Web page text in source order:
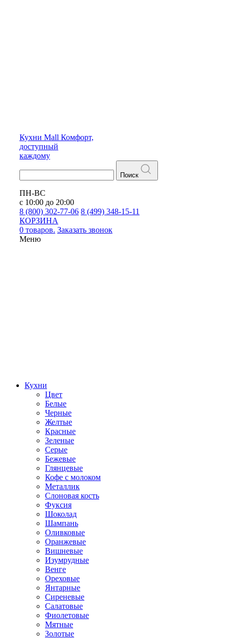
Кухни Mall Комфорт,
доступный
каждому
Поиск
ПН-ВС
с 10:00 до 20:00
8 (800) 302-77-06 8 (499) 348-15-11
КОРЗИНА
0 товаров. Заказать звонок
Меню
Кухни
Цвет
Белые
Черные
Желтые
Красные
Зеленые
Серые
Бежевые
Глянцевые
Кофе с молоком
Металлик
Слоновая кость
Фуксия
Шоколад
Шампань
Оливковые
Оранжевые
Вишневые
Изумрудные
Венге
Ореховые
Янтарные
Сиреневые
Салатовые
Фиолетовые
Мятные
Золотые